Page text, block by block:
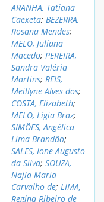
ARANHA, Tatiana
Caexeta; BEZERRA,
Rosana Mendes;
MELO, Juliana
Macedo; PEREIRA,
Sandra Valéria
Martins; REIS,
Meillyne Alves dos;
COSTA, Elizabeth;
MELO, Lígia Braz;
SIMÕES, Angélica
Lima Brandão;
SALES, Ione Augusto
da Silva; SOUZA,
Najla Maria
Carvalho de; LIMA,
Regina Ribeiro de